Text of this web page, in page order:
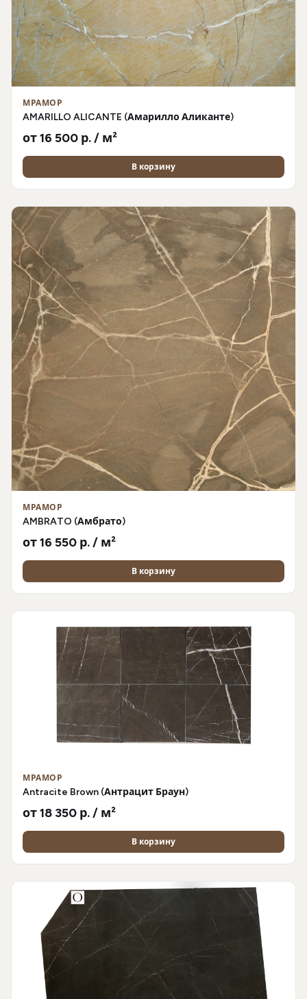
МРАМОР
AMARILLO ALICANTE (Амарилло Аликанте)
от 16 500 р. / м²
В корзину
МРАМОР
AMBRATO (Амбрато)
от 16 550 р. / м²
В корзину
МРАМОР
Antracite Brown (Антрацит Браун)
от 18 350 р. / м²
В корзину